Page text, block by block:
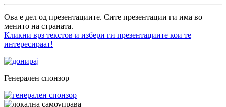
Ова е дел од презентациите. Сите презентации ги има во
менито на страната.
Кликни врз текстов и избери ги презентациите кои те
интересираат!
Генерален спонзор